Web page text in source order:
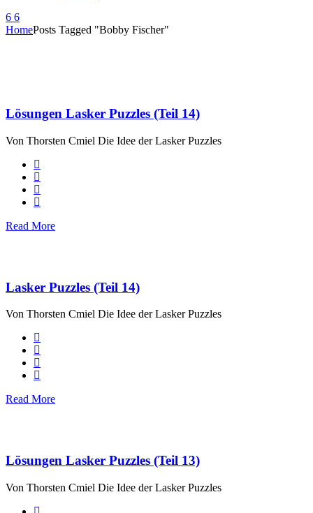
HomePosts Tagged "Bobby Fischer"
Lösungen Lasker Puzzles (Teil 14)
Von Thorsten Cmiel Die Idee der Lasker Puzzles
Read More
Lasker Puzzles (Teil 14)
Von Thorsten Cmiel Die Idee der Lasker Puzzles
Read More
Lösungen Lasker Puzzles (Teil 13)
Von Thorsten Cmiel Die Idee der Lasker Puzzles